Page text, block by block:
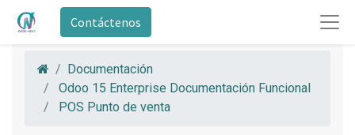
Contáctenos
Documentación
Odoo 15 Enterprise Documentación Funcional
POS Punto de venta